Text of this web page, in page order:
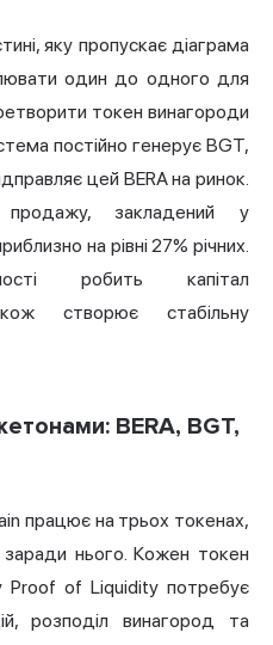
яку пропускає діаграма
один до одного для
токен винагороди
постійно генерує BGT,
цей BERA на ринок.
закладений у
на рівні 27% річних.
робить капітал
створює стабільну
BERA, BGT,
працює на трьох токенах,
нього. Кожен токен
Proof of Liquidity потребує
розподіл винагород та